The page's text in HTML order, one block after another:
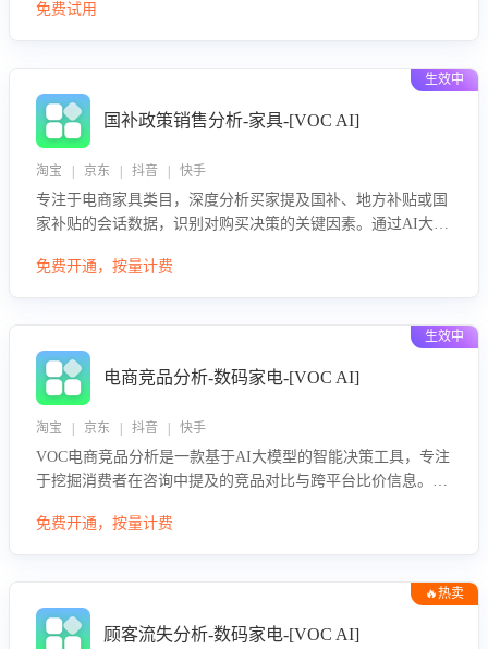
免费试用
生效中
国补政策销售分析-家具-[VOC AI]
淘宝 | 京东 | 抖音 | 快手
专注于电商家具类目，深度分析买家提及国补、地方补贴或国
家补贴的会话数据，识别对购买决策的关键因素。通过AI大模
略，助力商家利用国补政策提升GMV。
免费开通，按量计费
生效中
电商竞品分析-数码家电-[VOC AI]
淘宝 | 京东 | 抖音 | 快手
VOC电商竞品分析是一款基于AI大模型的智能决策工具，专注
于挖掘消费者在咨询中提及的竞品对比与跨平台比价信息。该
息，进行多维度交叉对比，并分析消费者的比价行为。通过提
免费开通，按量计费
🔥热卖
顾客流失分析-数码家电-[VOC AI]